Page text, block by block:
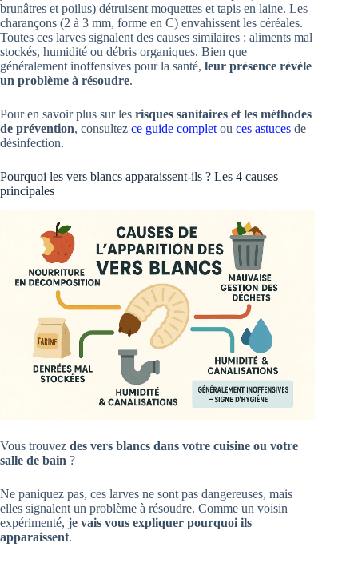
brunâtres et poilus) détruisent moquettes et tapis en laine. Les
charançons (2 à 3 mm, forme en C) envahissent les céréales.
Toutes ces larves signalent des causes similaires : aliments mal
stockés, humidité ou débris organiques. Bien que
généralement inoffensives pour la santé, leur présence révèle
un problème à résoudre.
Pour en savoir plus sur les risques sanitaires et les méthodes
de prévention, consultez ce guide complet ou ces astuces de
désinfection.
Pourquoi les vers blancs apparaissent-ils ? Les 4 causes
principales
Vous trouvez des vers blancs dans votre cuisine ou votre
salle de bain ?
Ne paniquez pas, ces larves ne sont pas dangereuses, mais
elles signalent un problème à résoudre. Comme un voisin
expérimenté, je vais vous expliquer pourquoi ils
apparaissent.